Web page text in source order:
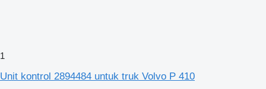
1
Unit kontrol 2894484 untuk truk Volvo P 410